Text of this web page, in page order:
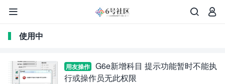



使用中
用友操作
G6e新增科目 提示功能暂时不能执
行或操作员无此权限